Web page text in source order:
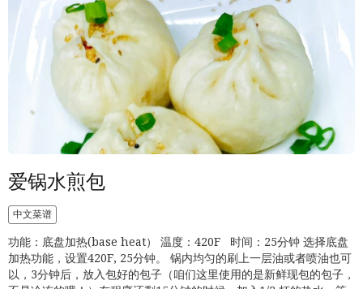
爱锅水煎包
中文菜谱
功能：底盘加热(base heat） 温度：420F 时间：25分钟 选择底盘
加热功能，设置420F, 25分钟。 锅内均匀的刷上一层油或者喷油也可
以，3分钟后，放入包好的包子（咱们这里使用的是新鲜现包的包子，